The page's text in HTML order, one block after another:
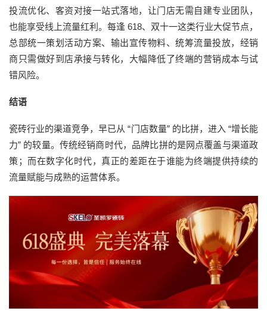
投流优化、客资对接一站式落地，让门店无需自建专业团队，
也能享受线上流量红利。每逢 618、双十一这类行业大促节点，
总部统一策划活动方案、输出宣传物料、统筹流量投放，经销
商只需做好到店承接与转化，大幅降低了终端的营销成本与试
错风险。
结语
瓷砖行业的渠道竞争，早已从 “门店数量” 的比拼，进入 “增长能
力” 的较量。传统经销商时代，品牌比拼的是网点覆盖与渠道政
策；而在数字化时代，真正的差距在于谁能为终端提供持续的
流量赋能与成熟的运营体系。